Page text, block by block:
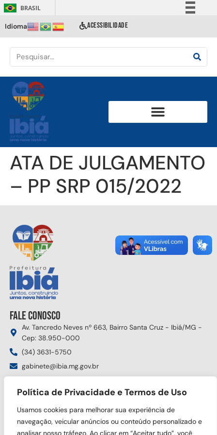
Política de Privacidade e Termos de Uso
Usamos cookies para melhorar sua experiência de
navegação, veicular anúncios ou conteúdo personalizado e
analisar nosso tráfego. Ao clicar em “Aceitar tudo”, você
BRASIL
Comunica BR
Acesso à informação
Idioma ACESSIBILIDADE
ATA DE JULGAMENTO
– PP SRP 015/2022
Fale conosco
Av. Tancredo Neves nº 663, Bairro Santa Cruz - Ibiá/MG -
Cep: 38.950-000
(34) 3631-5750
gabinete@ibia.mg.gov.br